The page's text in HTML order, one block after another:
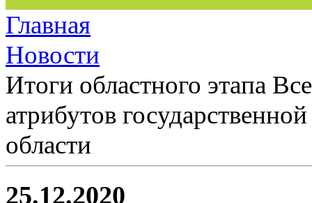
Главная
Новости
Итоги областного этапа
атрибутов
области
25.12.2020